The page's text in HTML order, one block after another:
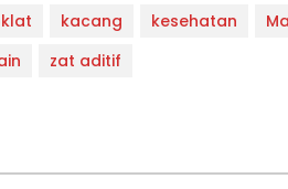
kacang kesehatan
zat aditif